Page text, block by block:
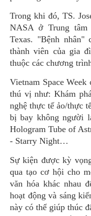
Trong khi đó, TS.
NASA ở Trung tâm
Texas. "Bệnh
thành viên của gia
thuộc các chương
Vietnam Space
thú vị như: Khám
nghệ thực tế ảo/thực
bị bay không người
Hologram Tube of
- Starry Night…
Sự kiện được kỳ
qua tạo cơ hội cho
văn hóa khác nhau
hoạt động và sáng
này có thể giúp thúc